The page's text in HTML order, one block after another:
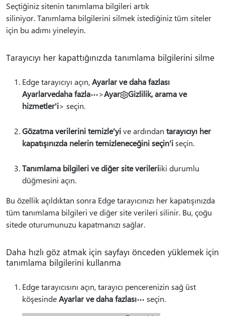
Seçtiğiniz sitenin tanımlama bilgileri artık
siliniyor. Tanımlama bilgilerini silmek istediğiniz tüm siteler
için bu adımı yineleyin.
Tarayıcıyı her kapattığınızda tanımlama bilgilerini silme
Edge tarayıcıyı açın,Ayarlar ve daha fazlası
Ayarlarvedaha fazla
>Ayar
Gizlilik, arama ve
hizmetler'i> seçin.
Gözatma verilerini temizle'yive ardından tarayıcıyı her
kapatışınızda nelerin temizleneceğini seçin'iseçin.
Tanımlama bilgileri ve diğer site verileriiki durumlu
düğmesini açın.
Bu özellik açıldıktan sonra Edge tarayıcınızı her kapatışınızda
tüm tanımlama bilgileri ve diğer site verileri silinir. Bu, çoğu
sitede oturumunuzu kapatmanızı sağlar.
Daha hızlı göz atmak için sayfayı önceden yüklemek için
tanımlama bilgilerini kullanma
Edge tarayıcısını açın, tarayıcı pencerenizin sağ üst
köşesindeAyarlar ve daha fazlası seçin.